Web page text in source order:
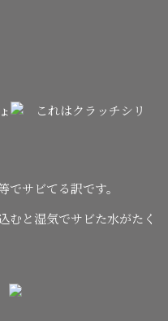
これはクラッチシリ
サビてる訳です。
むと湿気でサビた水がたく